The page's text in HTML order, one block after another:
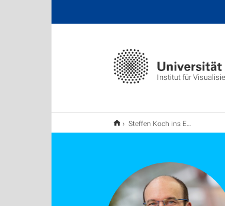
Institut für
Steffen Koch ins Editorial Board von TVCG berufen